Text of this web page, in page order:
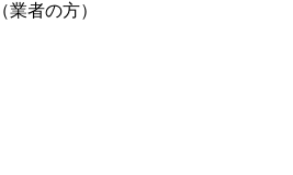
（業者の方）